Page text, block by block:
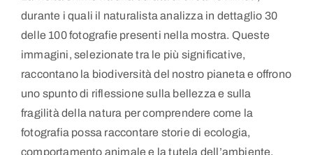
durante i quali il naturalista analizza in dettaglio 30
delle 100 fotografie presenti nella mostra. Queste
immagini, selezionate tra le più significative,
raccontano la biodiversità del nostro pianeta e offrono
uno spunto di riflessione sulla bellezza e sulla
fragilità della natura per comprendere come la
fotografia possa raccontare storie di ecologia,
comportamento animale e la tutela dell’ambiente.